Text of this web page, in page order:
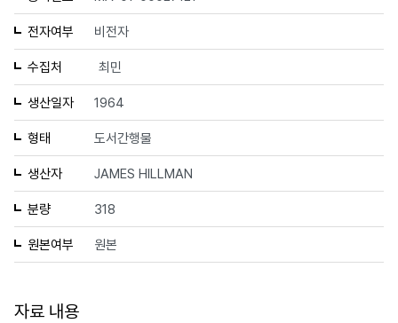
전자여부 비전자
수집처 최민
생산일자 1964
형태 도서간행물
생산자 JAMES HILLMAN
분량 318
원본여부 원본
자료 내용